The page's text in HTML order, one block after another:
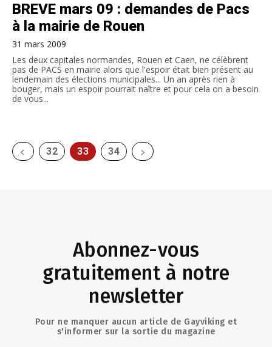
BREVE mars 09 : demandes de Pacs
à la mairie de Rouen
31 mars 2009
Les deux capitales normandes, Rouen et Caen, ne célèbrent
pas de PACS en mairie alors que l'espoir était bien présent au
lendemain des élections municipales... Un an après rien à
bouger, mais un espoir pourrait naître et pour cela on a besoin
de vous...
32 33 34
Abonnez-vous
gratuitement à notre
newsletter
Pour ne manquer aucun article de Gayviking et
s'informer sur la sortie du magazine